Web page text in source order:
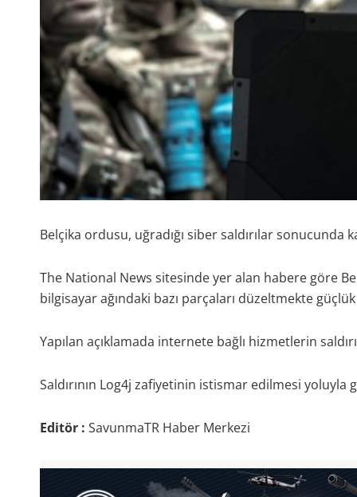
Belçika ordusu, uğradığı siber saldırılar sonucunda
The National News sitesinde yer alan habere göre
bilgisayar ağındaki bazı parçaları düzeltmekte
Yapılan açıklamada internete bağlı hizmetlerin
Saldırının Log4j zafiyetinin istismar edilmesi
Editör : SavunmaTR Haber Merkezi